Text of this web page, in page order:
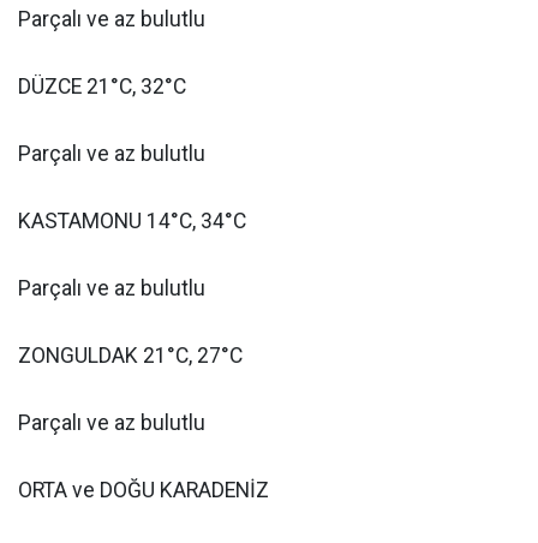
Parçalı ve az bulutlu
DÜZCE 21°C, 32°C
Parçalı ve az bulutlu
KASTAMONU 14°C, 34°C
Parçalı ve az bulutlu
ZONGULDAK 21°C, 27°C
Parçalı ve az bulutlu
ORTA ve DOĞU KARADENİZ